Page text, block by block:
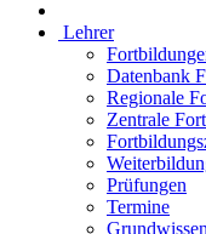
Lehrer
Datenbank
Regionale
Zentrale
Prüfungen
Termine